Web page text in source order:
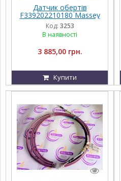
Датчик обертів
F339202210180 Massey
Ferguson
Код: 3253
В наявності
3 885,00 грн.
Купити